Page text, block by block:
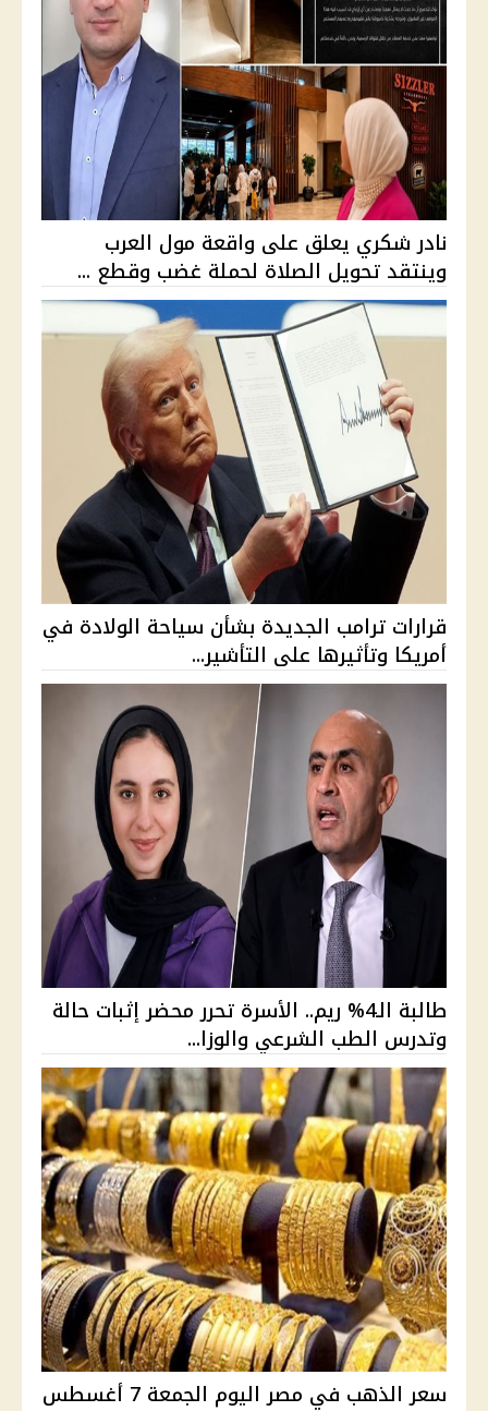
نادر شكري يعلق على واقعة مول العرب
وينتقد تحويل الصلاة لحملة غضب وقطع ...
قرارات ترامب الجديدة بشأن سياحة الولادة في
أمريكا وتأثيرها على التأشير...
طالبة الـ4% ريم.. الأسرة تحرر محضر إثبات حالة
وتدرس الطب الشرعي والوزا...
سعر الذهب في مصر اليوم الجمعة 7 أغسطس